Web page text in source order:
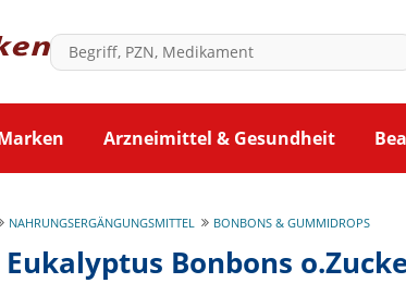
Arzneimittel & Gesundheit
NAHRUNGSERGÄNGUNGSMITTEL BONBONS & GUMMIDROPS
Bonbons